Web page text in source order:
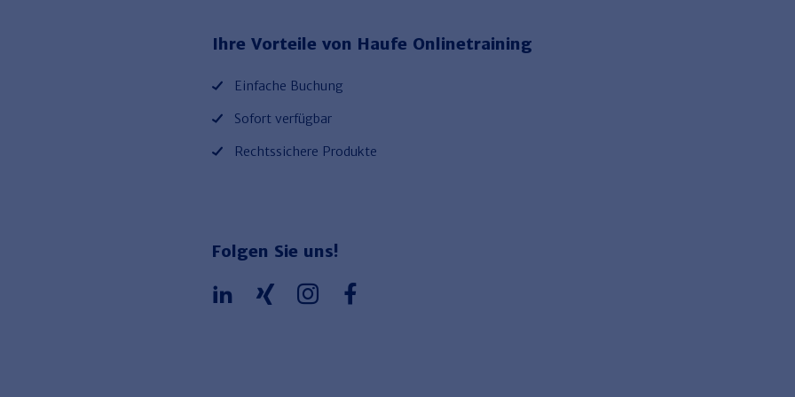
Ihre Vorteile von Haufe Onlinetraining
Einfache Buchung
Sofort verfügbar
Rechtssichere Produkte
Folgen Sie uns!